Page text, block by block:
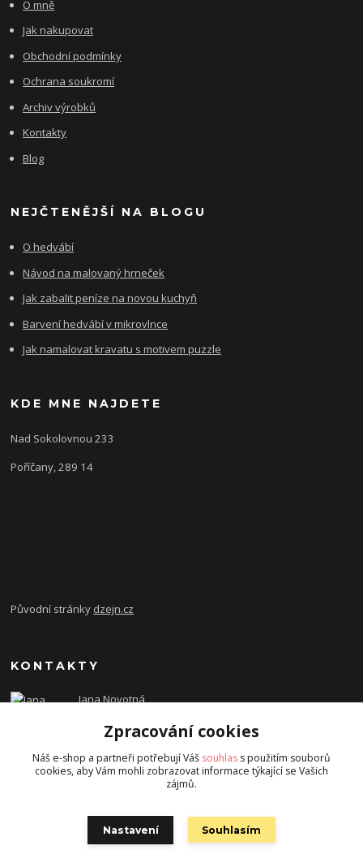
O mně
Jak nakupovat
Obchodní podmínky
Ochrana soukromí
Archiv výrobků
Kontakty
Blog
NEJČTENĚJŠÍ NA BLOGU
O hedvábí
Návod na malovaný hrneček
Jak zabalit peníze na novou kuchyň
Barvení hedvábí v mikrovlnce
Jak namalovat kravatu s motivem puzzle
KDE MNE NAJDETE
Nad Sokolovnou 233
Poříčany, 289 14
Původní stránky dzejn.cz
KONTAKTY
Jana Novotná
dzejn.n@email.cz
Zpracování cookies
Náš e-shop a partneři potřebují Váš souhlas s použitím souborů
cookies, aby Vám mohli zobrazovat informace týkající se Vašich
zájmů.
Nastavení Souhlasím